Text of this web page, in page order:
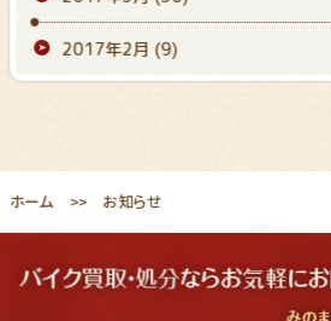
2017年2月 (9)
ホーム お知らせ